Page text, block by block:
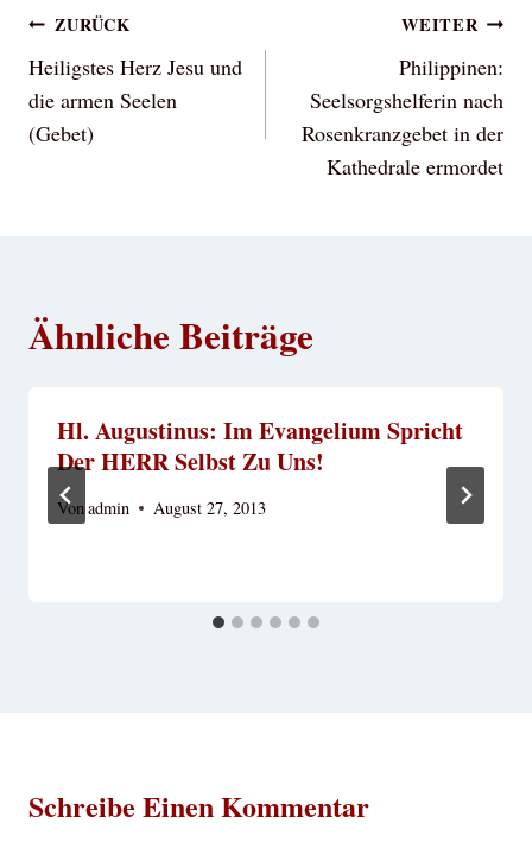
Beitragsnavigation
ZURÜCK
Heiligstes Herz Jesu und
die armen Seelen
(Gebet)
WEITER
Philippinen:
Seelsorgshelferin nach
Rosenkranzgebet in der
Kathedrale ermordet
Ähnliche Beiträge
Hl. Augustinus: Im Evangelium Spricht
Der HERR Selbst Zu Uns!
Vonadmin August 27, 2013
Schreibe Einen Kommentar